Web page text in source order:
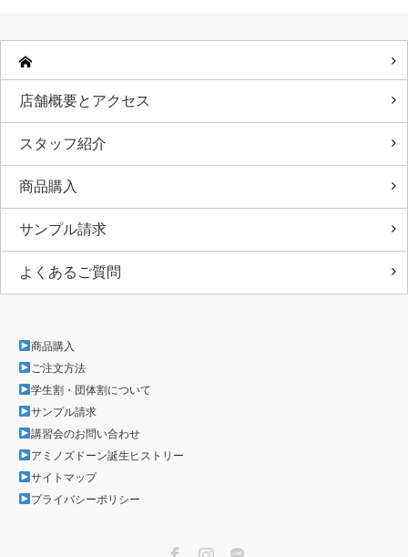
店舗概要とアクセス
スタッフ紹介
商品購入
サンプル請求
よくあるご質問
商品購入
ご注文方法
学生割・団体割について
サンプル請求
講習会のお問い合わせ
アミノズドーン誕生ヒストリー
サイトマップ
プライバシーポリシー